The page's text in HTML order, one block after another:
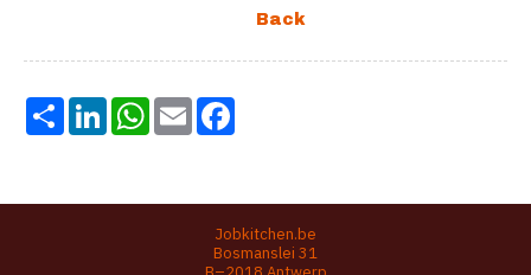
Share LinkedInWhatsApp
Email
Jobkitchen.be
Bosmanslei 31